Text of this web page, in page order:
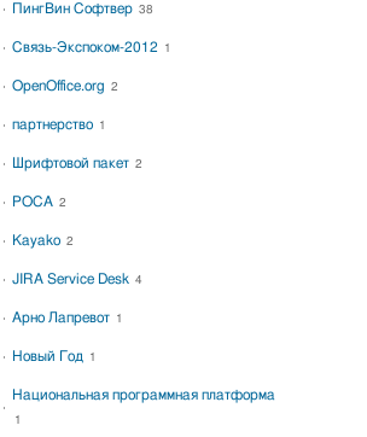
ПингВин Софтвер 38
Связь-Экспоком-2012 1
OpenOffice.org 2
партнерство 1
Шрифтовой пакет 2
РОСА 2
Kayako 2
JIRA Service Desk 4
Арно Лапревот 1
Новый Год 1
Национальная программная платформа
1